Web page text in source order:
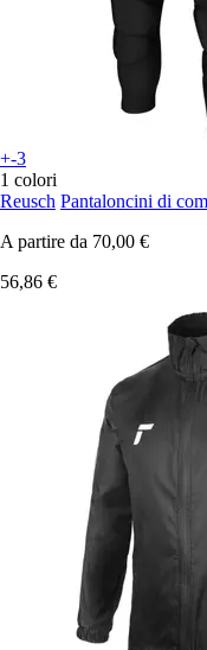
+-3
1 colori
Reusch Pantaloncini di
A partire da 70,00 €
56,86 €